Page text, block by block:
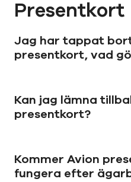
Presentkort
Jag har tappat
presentkort, vad
Kan jag lämna
presentkort?
Kommer Avion
fungera efter